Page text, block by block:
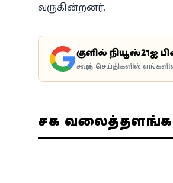
வருகின்றனர்.
கூகுளில் நியூஸ்21ஐ
கூகுள் செய்திகளில்
சமூக